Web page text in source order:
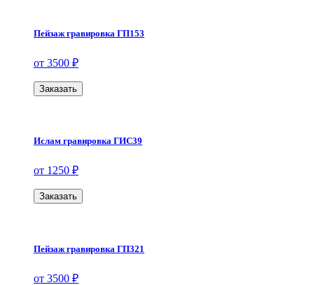
Пейзаж гравировка ГП153
от 3500 ₽
Заказать
Ислам гравировка ГИС39
от 1250 ₽
Заказать
Пейзаж гравировка ГП321
от 3500 ₽